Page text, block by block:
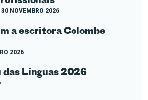
30 NOVEMBRO 2026
a escritora Colombe
2026
das Línguas 2026